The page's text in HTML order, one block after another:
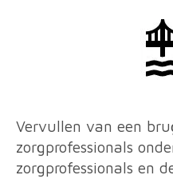
Vervullen van een
zorgprofessionals
zorgprofessionals en